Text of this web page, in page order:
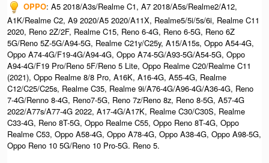
OPPO: A5 2018/A3s/Realme C1, A7 2018/A5s/Realme2/A12,
A1K/Realme C2, A9 2020/A5 2020/A11X, Realme5/5i/5s/6i, Realme C11
2020, Reno 2Z/2F, Realme C15, Reno 6-4G, Reno 6-5G, Reno 6Z
5G/Reno 5Z-5G/A94-5G, Realme C21y/C25y, A15/A15s, Oppo A54-4G,
Oppo A74-4G/F19-4G/A94-4G, Oppo A74-5G/A93-5G/A54-5G, Oppo
A94-4G/F19 Pro/Reno 5F/Reno 5 Lite, Oppo Realme C20/Realme C11
(2021), Oppo Realme 8/8 Pro, A16K, A16-4G, A55-4G, Realme
C12/C25/C25s, Realme C35, Realme 9i/A76-4G/A96-4G/A36-4G, Reno
7-4G/Renno 8-4G, Reno7-5G, Reno 7z/Reno 8z, Reno 8-5G, A57-4G
2022/A77s/A77-4G 2022, A17-4G/A17K, Realme C30/C30S, Realme
C33-4G, Reno 8T-5G, Oppo Realme C55, Oppo Reno 8T-4G, Oppo
Realme C53, Oppo A58-4G, Oppo A78-4G, Oppo A38-4G, Oppo A98-5G,
Oppo Reno 10 5G/Reno 10 Pro-5G. Reno 5.